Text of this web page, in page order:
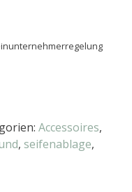
Accessoires,
, seifenablage,